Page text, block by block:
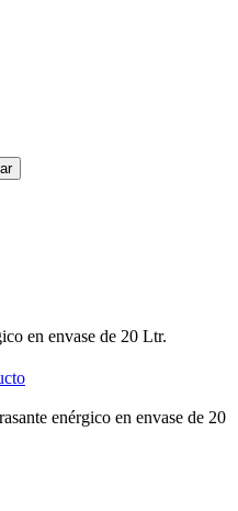
en envase de 20 Ltr.
enérgico en envase de 20